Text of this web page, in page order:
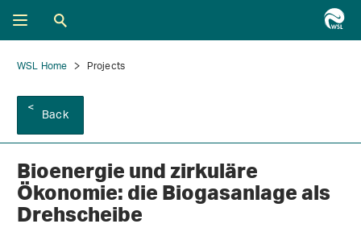
WSL Home Projects
Back
Bioenergie und zirkuläre
Ökonomie: die Biogasanlage als
Drehscheibe